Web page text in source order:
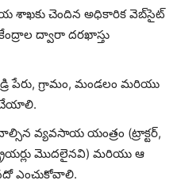
శాఖకు చెందిన అధికారిక వెబ్‌సైట్
ద్వారా దరఖాస్తు
పేరు, గ్రామం, మండలం మరియు
చేయాలి.
వ్యవసాయ యంత్రం (ట్రాక్టర్,
మొదలైనవి) మరియు ఆ
ఎంచుకోవాలి.